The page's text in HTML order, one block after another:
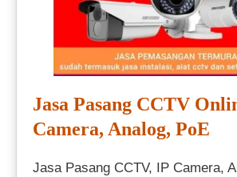
Jasa Pasang CCTV
Camera, Analog, PoE
Jasa Pasang CCTV, IP Camera,